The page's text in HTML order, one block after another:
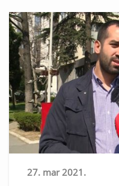
27. mar 2021.